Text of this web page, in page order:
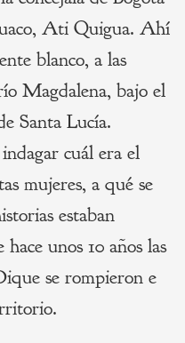
Ati Quigua. Ahí
blanco, a las
Magdalena, bajo el
Santa Lucía.
cuál era el
mujeres, a qué se
estaban
unos 10 años las
se rompieron e